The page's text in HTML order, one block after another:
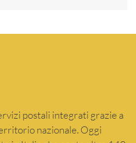
postali integrati grazie a
nazionale. Oggi